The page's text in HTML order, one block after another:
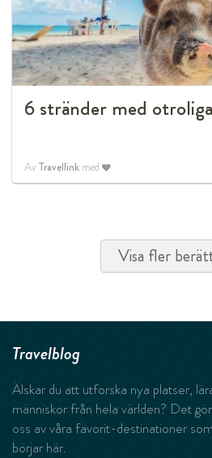
6 stränder med
Av Travellink med
Visa fler
Travelblog
Älskar du att utforska nya platser,
människor från hela världen? Det
oss av våra favorit-destinationer
börjar här.